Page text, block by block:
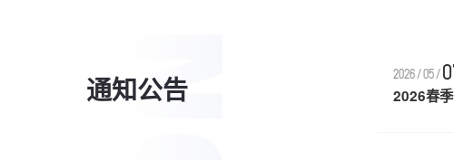
师资队伍
通知公告 2026/05/
2026春